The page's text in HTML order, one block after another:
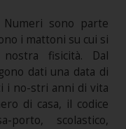
sono parte
i mattoni su cui si
fisicità. Dal
dati una data di
i no-stri anni di vita
di casa, il codice
scolastico,